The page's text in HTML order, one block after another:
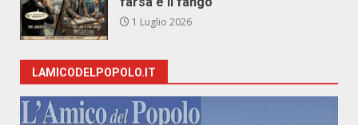
1 Luglio 2026
LAMICODELPOPOLO.IT